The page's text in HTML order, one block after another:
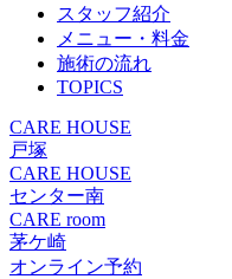
スタッフ紹介
メニュー・料金
施術の流れ
TOPICS
CARE HOUSE
戸塚
CARE HOUSE
センター南
CARE room
茅ケ崎
オンライン予約